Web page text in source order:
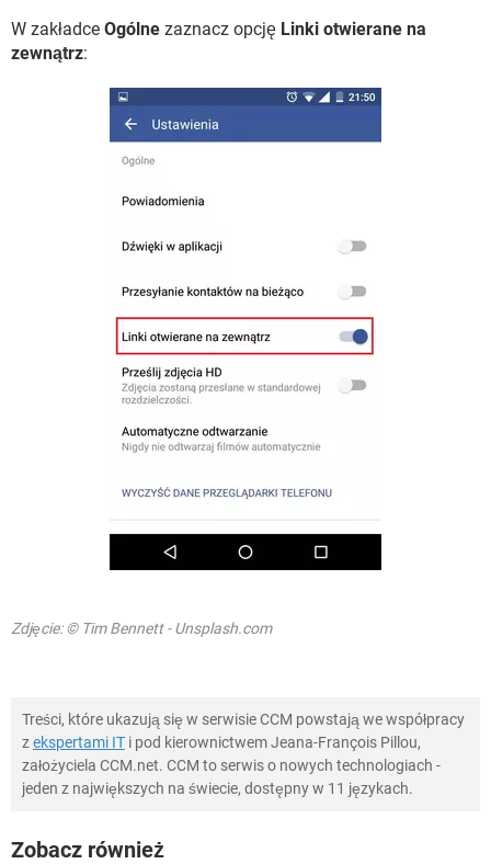
W zakładce Ogólne zaznacz opcję Linki otwierane na
zewnątrz:
Zdjęcie: © Tim Bennett - Unsplash.com
Treści, które ukazują się w serwisie CCM powstają we współpracy
zekspertami IT i pod kierownictwem Jeana-François Pillou,
założyciela CCM.net. CCM to serwis o nowych technologiach -
jeden z największych na świecie, dostępny w 11 językach.
Zobacz również